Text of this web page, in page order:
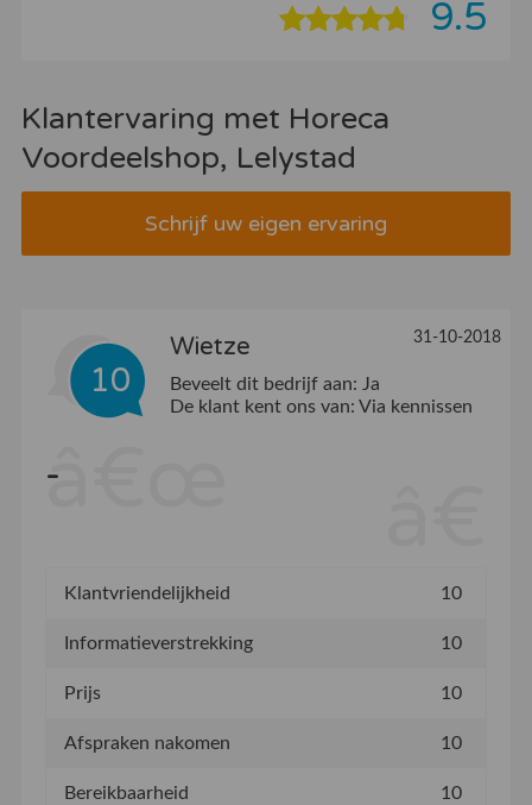
9.5
Klantervaring met Horeca
Voordeelshop, Lelystad
Schrijf uw eigen ervaring
10
Wietze 31-10-2018
Beveelt dit bedrijf aan: Ja
De klant kent ons van: Via kennissen
-
Klantvriendelijkheid 10
Informatieverstrekking 10
Prijs 10
Afspraken nakomen 10
Bereikbaarheid 10